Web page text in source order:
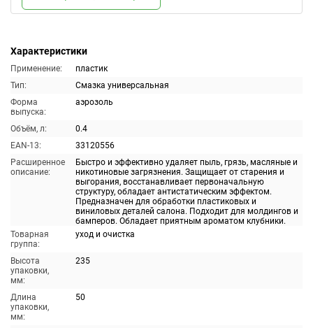
Характеристики
Применение:
пластик
Тип:
Смазка универсальная
Форма
выпуска:
аэрозоль
Объём, л:
0.4
EAN-13:
33120556
Расширенное
описание:
Быстро и эффективно удаляет пыль, грязь, масляные и
никотиновые загрязнения. Защищает от старения и
выгорания, восстанавливает первоначальную
структуру, обладает антистатическим эффектом.
Предназначен для обработки пластиковых и
виниловых деталей салона. Подходит для молдингов и
бамперов. Обладает приятным ароматом клубники.
Товарная
группа:
уход и очистка
Высота
упаковки,
мм:
235
Длина
упаковки,
мм:
50